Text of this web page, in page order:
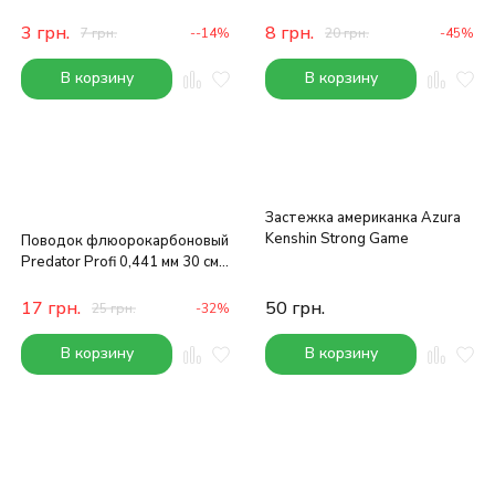
3 грн. 7грн. --14%
В корзину
8 грн. 20грн. -45%
В корзину
Поводок флюорокарбоновый
Predator Profi 0,441 мм 30 см
17 грн. 25грн. -32%
В корзину
Застежка американка Azura
Kenshin Strong Game
50 грн.
В корзину